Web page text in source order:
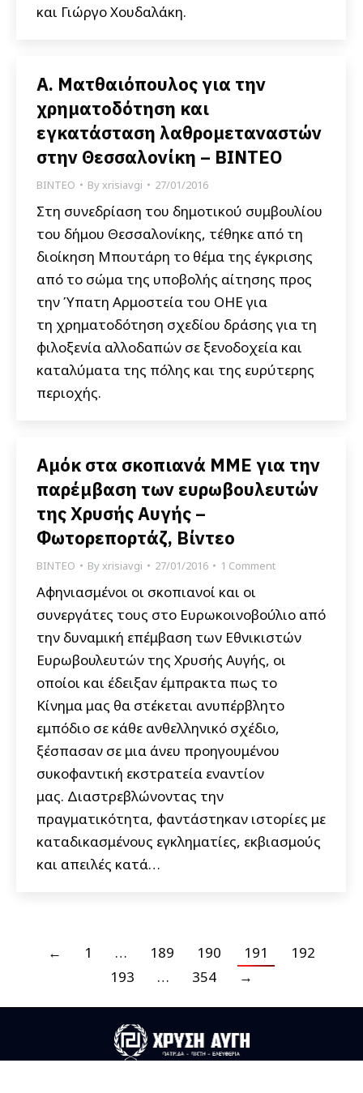
και Γιώργο Χουδαλάκη.
Α. Ματθαιόπουλος για την
χρηματοδότηση και
εγκατάσταση λαθρομεταναστών
στην Θεσσαλονίκη – ΒΙΝΤΕΟ
ΒΙΝΤΕΟ Byxrisiavgi 27/01/2016
Στη συνεδρίαση του δημοτικού συμβουλίου
του δήμου Θεσσαλονίκης, τέθηκε από τη
διοίκηση Μπουτάρη το θέμα της έγκρισης
από το σώμα της υποβολής αίτησης προς
την Ύπατη Αρμοστεία του ΟΗΕ για
τη χρηματοδότηση σχεδίου δράσης για τη
φιλοξενία αλλοδαπών σε ξενοδοχεία και
καταλύματα της πόλης και της ευρύτερης
περιοχής.
Αμόκ στα σκοπιανά ΜΜΕ για την
παρέμβαση των ευρωβουλευτών
της Χρυσής Αυγής –
Φωτορεπορτάζ, Βίντεο
ΒΙΝΤΕΟ Byxrisiavgi 27/01/2016 1 Comment
Αφηνιασμένοι οι σκοπιανοί και οι
συνεργάτες τους στο Ευρωκοινοβούλιο από
την δυναμική επέμβαση των Εθνικιστών
Ευρωβουλευτών της Χρυσής Αυγής, οι
οποίοι και έδειξαν έμπρακτα πως το
Κίνημα μας θα στέκεται ανυπέρβλητο
εμπόδιο σε κάθε ανθελληνικό σχέδιο,
ξέσπασαν σε μια άνευ προηγουμένου
συκοφαντική εκστρατεία εναντίον
μας. Διαστρεβλώνοντας την
πραγματικότητα, φαντάστηκαν ιστορίες με
καταδικασμένους εγκληματίες, εκβιασμούς
και απειλές κατά…
← 1 … 189 190 191
192
193
… 354 →